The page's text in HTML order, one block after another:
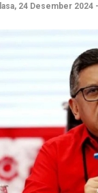
24 Desember 2024